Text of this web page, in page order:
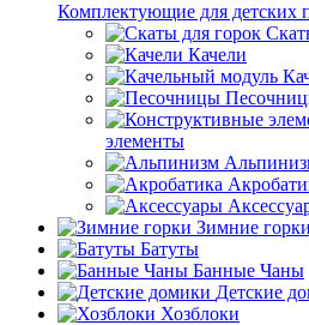
Комплектующие для детских
Качели
элементы
Зимние горки
Батуты
Банные Чаны
Детские
Хозблоки